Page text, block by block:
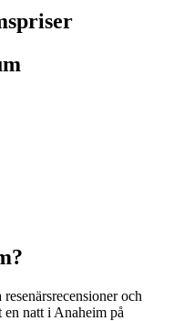
och
en natt i Anaheim på